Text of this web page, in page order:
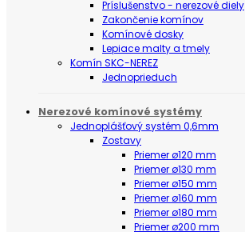
Príslušenstvo - nerezové diely
Zakončenie komínov
Komínové dosky
Lepiace malty a tmely
Komín SKC-NEREZ
Jednoprieduch
Nerezové komínové systémy
Jednoplášťový systém 0,6mm
Zostavy
Priemer ø120 mm
Priemer ø130 mm
Priemer ø150 mm
Priemer ø160 mm
Priemer ø180 mm
Priemer ø200 mm